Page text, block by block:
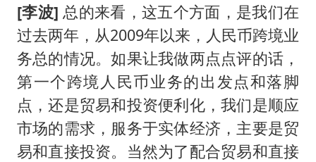
[李波] 总的来看，这五个方面，是我们在
过去两年，从2009年以来，人民币跨境业
务总的情况。如果让我做两点点评的话，
第一个跨境人民币业务的出发点和落脚
点，还是贸易和投资便利化，我们是顺应
市场的需求，服务于实体经济，主要是贸
易和直接投资。当然为了配合贸易和直接